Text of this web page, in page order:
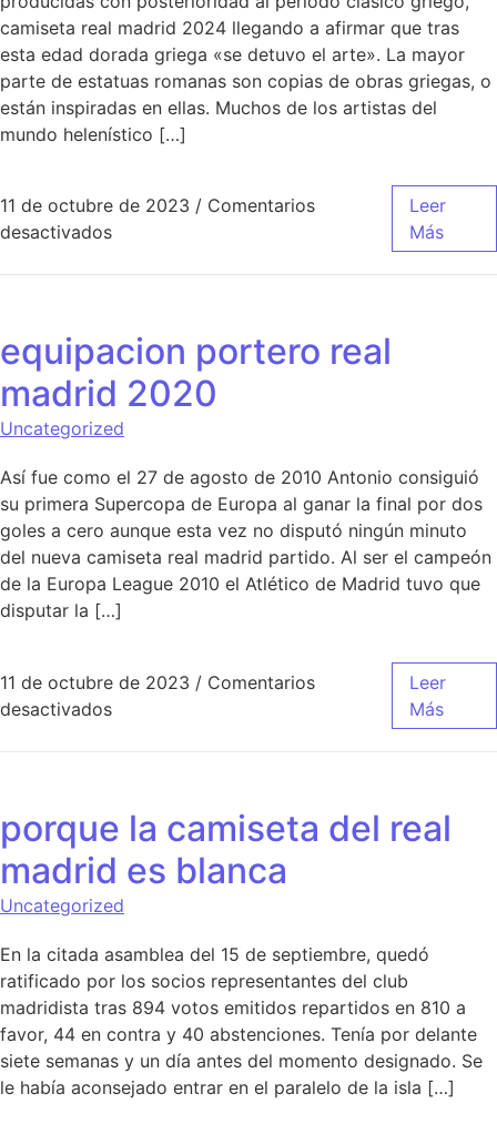
camiseta real madrid 2024 llegando a afirmar que tras
esta edad dorada griega «se detuvo el arte». La mayor
parte de estatuas romanas son copias de obras griegas, o
están inspiradas en ellas. Muchos de los artistas del
mundo helenístico […]
11 de octubre de 2023 / Comentarios
desactivadosen camiseta real madrid replica
Leer
Más
equipacion portero real
madrid 2020
Uncategorized
Así fue como el 27 de agosto de 2010 Antonio consiguió
su primera Supercopa de Europa al ganar la final por dos
goles a cero aunque esta vez no disputó ningún minuto
del nueva camiseta real madrid partido. Al ser el campeón
de la Europa League 2010 el Atlético de Madrid tuvo que
disputar la […]
11 de octubre de 2023 / Comentarios
desactivadosen equipacion portero real madrid 2020
Leer
Más
porque la camiseta del real
madrid es blanca
Uncategorized
En la citada asamblea del 15 de septiembre, quedó
ratificado por los socios representantes del club
madridista tras 894 votos emitidos repartidos en 810 a
favor, 44 en contra y 40 abstenciones. Tenía por delante
siete semanas y un día antes del momento designado. Se
le había aconsejado entrar en el paralelo de la isla […]